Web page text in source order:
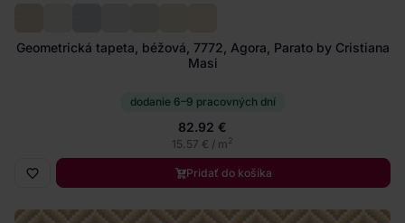
Geometrická tapeta, béžová, 7772, Agora, Parato by Cristiana
Masi
dodanie 6–9 pracovných dní
82.92 €
15.57 € / m2
Pridať do košíka